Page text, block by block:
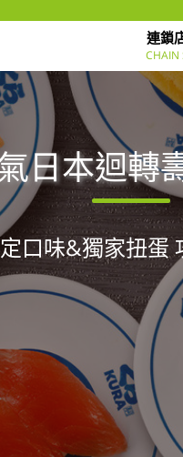
連鎖
CHAIN
日本迴轉
口味&獨家扭蛋